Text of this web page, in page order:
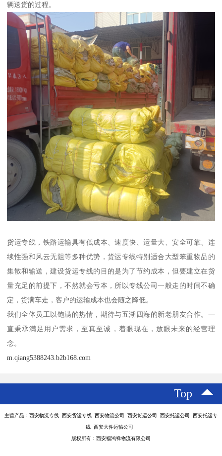
辆送货的过程。
货运专线，铁路运输具有低成本、速度快、运量大、安全可靠、连
续性强和风云无阻等多种优势，货运专线特别适合大型笨重物品的
集散和输送，建设货运专线的目的是为了节约成本，但要建立在货
量充足的前提下，不然就会亏本，所以专线公司一般走的时间不确
定，货满车走，客户的运输成本也会随之降低。
我们全体员工以饱满的热情，期待与五湖四海的新老朋友合作。一
直秉承满足用户需求，至真至诚，着眼现在，放眼未来的经营理
念。
m.qiang5388243.b2b168.com
Top
主营产品：西安物流专线 西安货运专线 西安物流公司 西安货运公司 西安托运公司 西安托运专
线 西安大件运输公司
版权所有：西安福鸿祥物流有限公司